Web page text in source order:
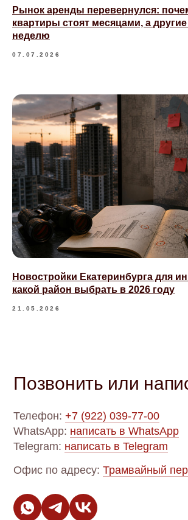
Рынок аренды перевернулся:
квартиры стоят месяцами, а другие
неделю
07.07.2026
Новостройки Екатеринбурга для
какой район выбрать в 2026 году
21.05.2026
Позвонить или
Телефон: +7 (922) 039-77-00
WhatsApp: написать в WhatsApp
Telegram: написать в Telegram
Офис по адресу: Трамвайный